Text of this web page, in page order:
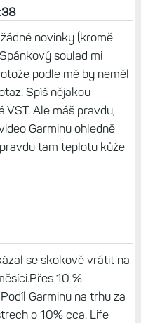
novinky (kromě
soulad mi
podle mě by neměl
Spíš nějakou
VST. Ale máš pravdu,
Garminu ohledně
tam teplotu kůže
se skokově vrátit na
10 %
Garminu na trhu za
o 10% cca. Life